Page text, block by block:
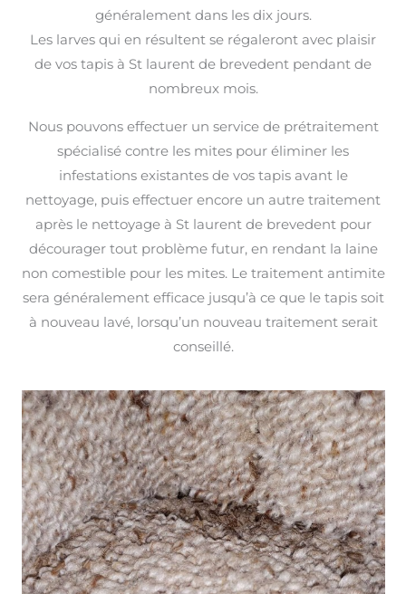
généralement dans les dix jours.
Les larves qui en résultent se régaleront avec plaisir
de vos tapis à St laurent de brevedent pendant de
nombreux mois.
Nous pouvons effectuer un service de prétraitement
spécialisé contre les mites pour éliminer les
infestations existantes de vos tapis avant le
nettoyage, puis effectuer encore un autre traitement
après le nettoyage à St laurent de brevedent pour
décourager tout problème futur, en rendant la laine
non comestible pour les mites. Le traitement antimite
sera généralement efficace jusqu’à ce que le tapis soit
à nouveau lavé, lorsqu’un nouveau traitement serait
conseillé.